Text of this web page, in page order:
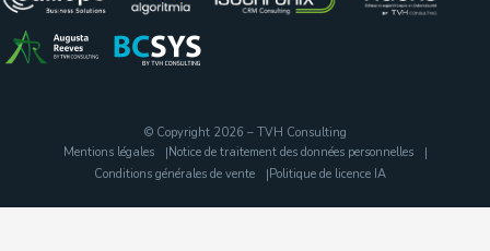
© Copyright 2026 – TVH Consulting
Mentions légales
Notice de traitement des données personnelles
Conditions générales de vente
Politique de licence IA